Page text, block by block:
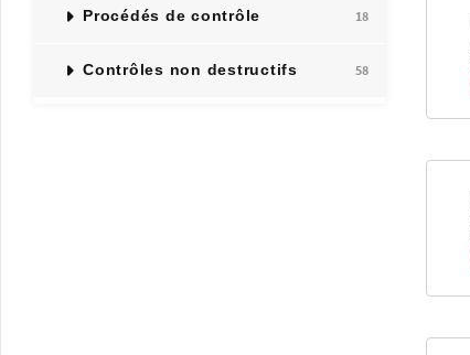
Procédés de contrôle 18
Contrôles non destructifs 58